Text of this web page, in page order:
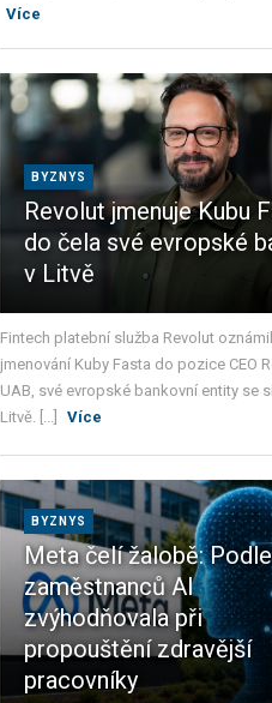
Více
BYZNYS
Revolut jmenuje Kubu
do čela své evropské
v Litvě
Fintech platební služba Revolut
jmenování Kuby Fasta do pozice CEO
UAB, své evropské bankovní entity se
Litvě. [...]
Více
BYZNYS
Meta čelí žalobě: Podle
zaměstnanců AI
zvýhodňovala při
propouštění zdravější
pracovníky